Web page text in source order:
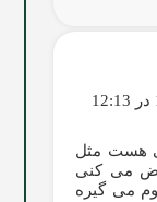
هست مثل
می کنی
می گیره